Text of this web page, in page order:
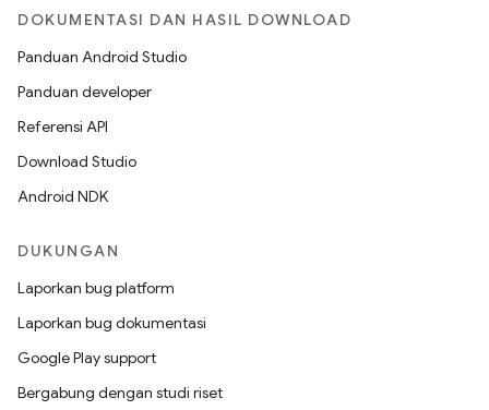
DOKUMENTASI DAN HASIL DOWNLOAD
Panduan Android Studio
Panduan developer
Referensi API
Download Studio
Android NDK
DUKUNGAN
Laporkan bug platform
Laporkan bug dokumentasi
Google Play support
Bergabung dengan studi riset